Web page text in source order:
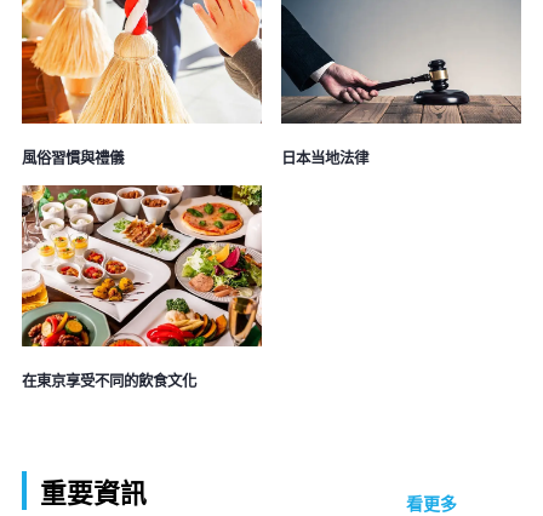
風俗習慣與禮儀 日本当地法律
在東京享受不同的飲食文化
重要資訊 看更多